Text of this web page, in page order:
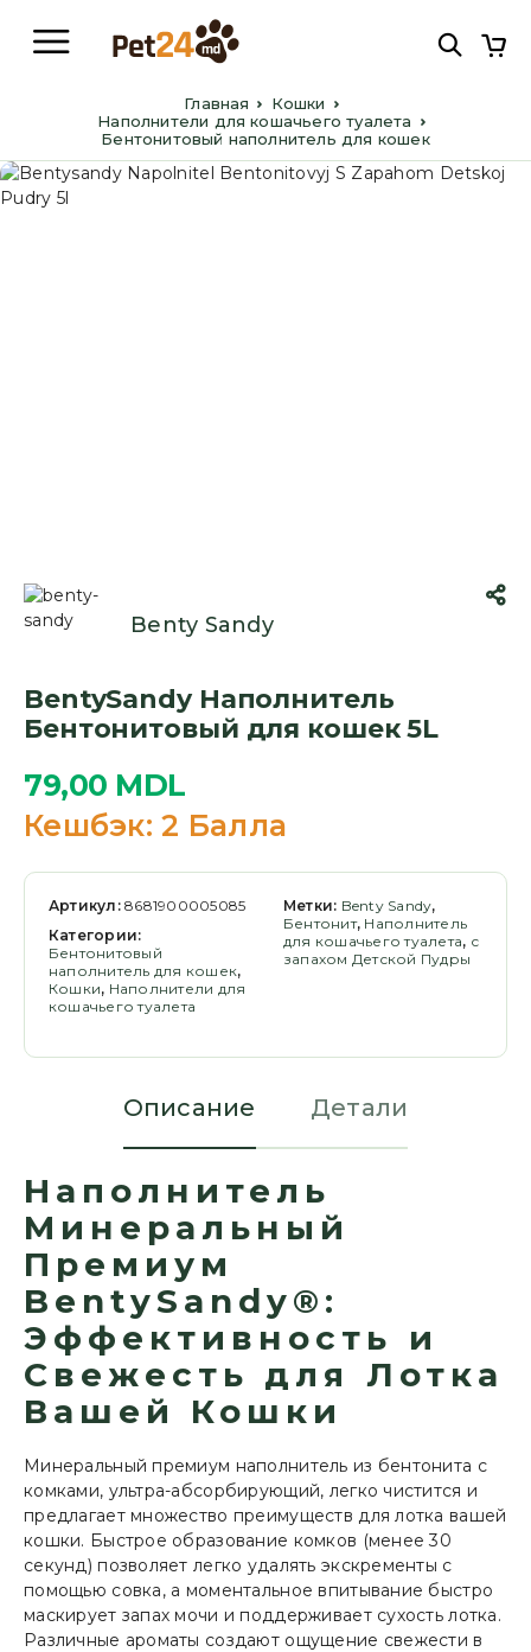
Главная
Кошки
Наполнители для кошачьего туалета
Бентонитовый наполнитель для кошек
Benty Sandy
BentySandy Наполнитель
Бентонитовый для кошек 5L
79,00 MDL
Кешбэк: 2 Балла
Артикул:8681900005085
Категории:
Бентонитовый
наполнитель для кошек,
Кошки, Наполнители для
кошачьего туалета
Метки: Benty Sandy,
Бентонит, Наполнитель
для кошачьего туалета, с
запахом Детской Пудры
Описание Детали
Наполнитель
Минеральный
Премиум
BentySandy®:
Эффективность и
Свежесть для Лотка
Вашей Кошки
Минеральный премиум наполнитель из бентонита с
комками, ультра-абсорбирующий, легко чистится и
предлагает множество преимуществ для лотка вашей
кошки. Быстрое образование комков (менее 30
секунд) позволяет легко удалять экскременты с
помощью совка, а моментальное впитывание быстро
маскирует запах мочи и поддерживает сухость лотка.
Различные ароматы создают ощущение свежести в